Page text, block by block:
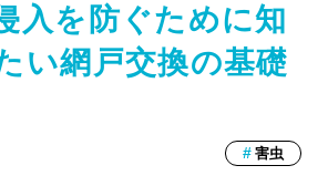
入を防ぐために知
い網戸交換の基礎
害虫